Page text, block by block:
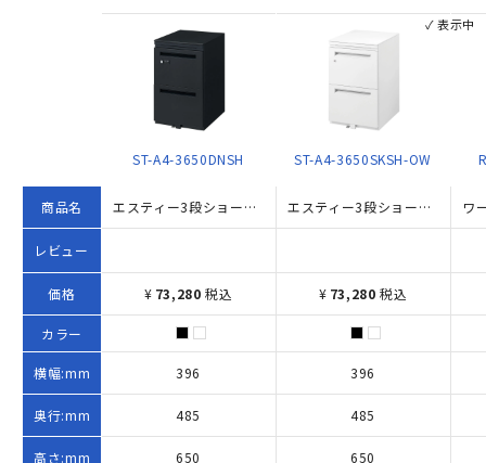
商品名
レビュー
価格
カラー
横幅:mm
奥行:mm
高さ:mm
ST-A4-3650DNSH
✓ 表示中
エスティー3段ショートワゴン ダイヤル錠タイプ（W396×D485×H650）
¥ 73,280 税込
396
485
650
ST-A4-3650SKSH-OW
エスティー3段ショートワゴン W396×D485×H650 ホワイト
¥ 73,280 税込
396
485
650